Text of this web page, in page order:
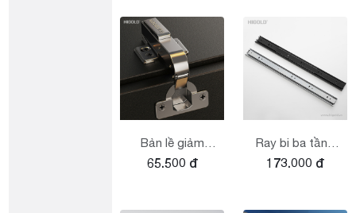
Bản lề giảm
chấn góc mù
65.500 đ
Ray bi ba tầng
giảm chấn
173.000 đ